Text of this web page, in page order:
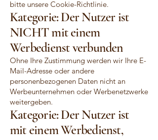
bitte unsere Cookie-Richtlinie.
Kategorie: Der Nutzer ist
NICHT mit einem
Werbedienst verbunden
Ohne Ihre Zustimmung werden wir Ihre E-
Mail-Adresse oder andere
personenbezogenen Daten nicht an
Werbeunternehmen oder Werbenetzwerke
weitergeben.
Kategorie: Der Nutzer ist
mit einem Werbedienst,